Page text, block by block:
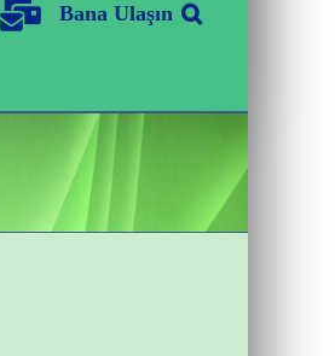
Bana Ulaşın